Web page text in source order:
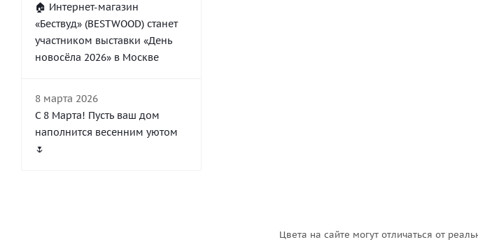
🏠 Интернет-магазин
«Бествуд» (BESTWOOD) станет
участником выставки «День
новосёла 2026» в Москве
8 марта 2026
С 8 Марта! Пусть ваш дом
наполнится весенним уютом
🌷
Цвета на сайте могут отличаться от